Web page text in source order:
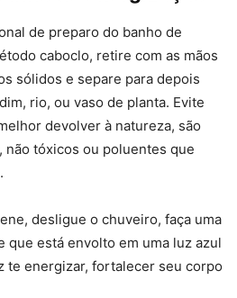
de preparo do banho de
caboclo, retire com as mãos
sólidos e separe para depois
rio, ou vaso de planta. Evite
devolver à natureza, são
tóxicos ou poluentes que
desligue o chuveiro, faça uma
que está envolto em uma luz azul
te energizar, fortalecer seu corpo